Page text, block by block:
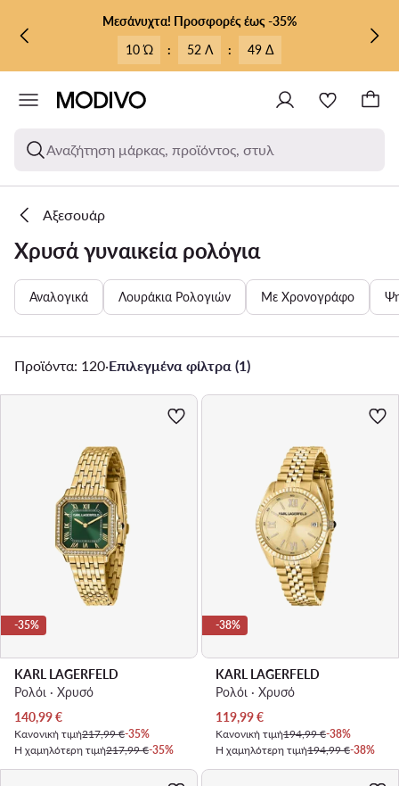
ΜΕΤΆΒΑΣΗ ΣΤΟ ΚΎΡΙΟ ΠΕΡΙΕΧΌΜΕΝΟ
ΜΕΤΆΒΑΣΗ ΣΤΗΝ ΑΝΑΖΉΤΗΣΗ
Μεσάνυχτα! Προσφορές έως -35%
10 Ώ
: 52 Λ : 47 Δ
Αναζήτηση μάρκας, προϊόντος, στυλ
Αξεσουάρ
Χρυσά γυναικεία ρολόγια
Αναλογικά Λουράκια Ρολογιών Με Χρονογράφο
Προϊόντα: 120·Επιλεγμένα φίλτρα (1)
-35%
KARL LAGERFELD
Ρολόι · Χρυσό
Τρέχουσα τιμή
140,99€
Κανονική τιμή217,99 €-35%
Η χαμηλότερη τιμή217,99 €-35%
-38%
KARL LAGERFELD
Ρολόι · Χρυσό
Τρέχουσα τιμή
119,99€
Κανονική τιμή194,99 €-38%
Η χαμηλότερη τιμή194,99 €-38%